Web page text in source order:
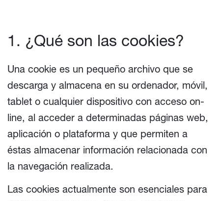
1. ¿Qué son las cookies?
Una cookie es un pequeño archivo que se
descarga y almacena en su ordenador, móvil,
tablet o cualquier dispositivo con acceso on-
line, al acceder a determinadas páginas web,
aplicación o plataforma y que permiten a
éstas almacenar información relacionada con
la navegación realizada.
Las cookies actualmente son esenciales para